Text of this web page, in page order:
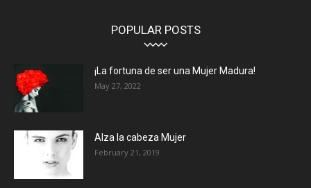
POPULAR POSTS
¡La fortuna de ser una Mujer Madura!
May 27, 2022
Alza la cabeza Mujer
February 21, 2019